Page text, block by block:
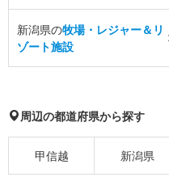
新潟県の牧場・レジャー＆リ
ゾート施設
周辺の都道府県から探す
甲信越 新潟県